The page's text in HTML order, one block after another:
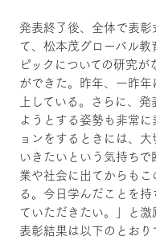
発表終了後、全体で表
て、松本茂グローバル
ピックについての研究
ができた。昨年、一昨
上している。さらに、
ようとする姿勢も非常
ョンをするときには、
いきたいという気持ち
業や社会に出てからも
る。今日学んだことを
ていただきたい。」と激
表彰結果は以下のとおり